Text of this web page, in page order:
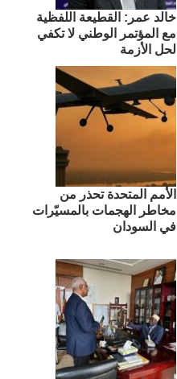
​خالد عمر: القطيعة اللفظية
مع المؤتمر الوطني لا تكفي
لحل الأزمة
الأمم المتحدة تحذر من
مخاطر الهجمات بالمسيّرات
في السودان